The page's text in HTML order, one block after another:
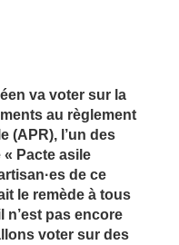
va voter sur la
au règlement
(APR), l’un des
Pacte asile
de ce
le remède à tous
n’est pas encore
voter sur des